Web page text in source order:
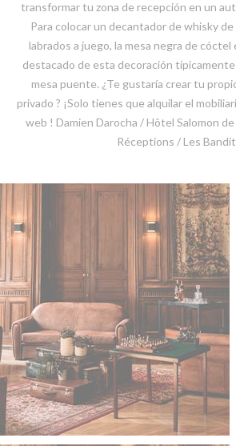
transformar tu zona de recepción en un
Para colocar un decantador de whisky de
labrados a juego, la mesa negra de cóctel
destacado de esta decoración típicamente
mesa puente. ¿Te gustaría crear tu
privado ? ¡Solo tienes que alquilar el
web ! Damien Darocha / Hôtel Salomon
Réceptions / Les